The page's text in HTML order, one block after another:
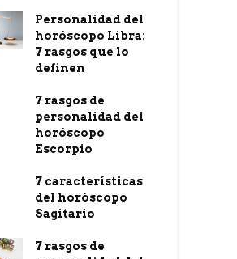
Personalidad del
horóscopo Libra:
7 rasgos que lo
definen
7 rasgos de
personalidad del
horóscopo
Escorpio
7 características
del horóscopo
Sagitario
7 rasgos de